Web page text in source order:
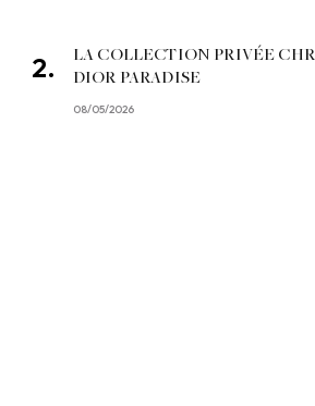
LA COLLECTION PRIVÉE
DIOR PARADISE
08/05/2026